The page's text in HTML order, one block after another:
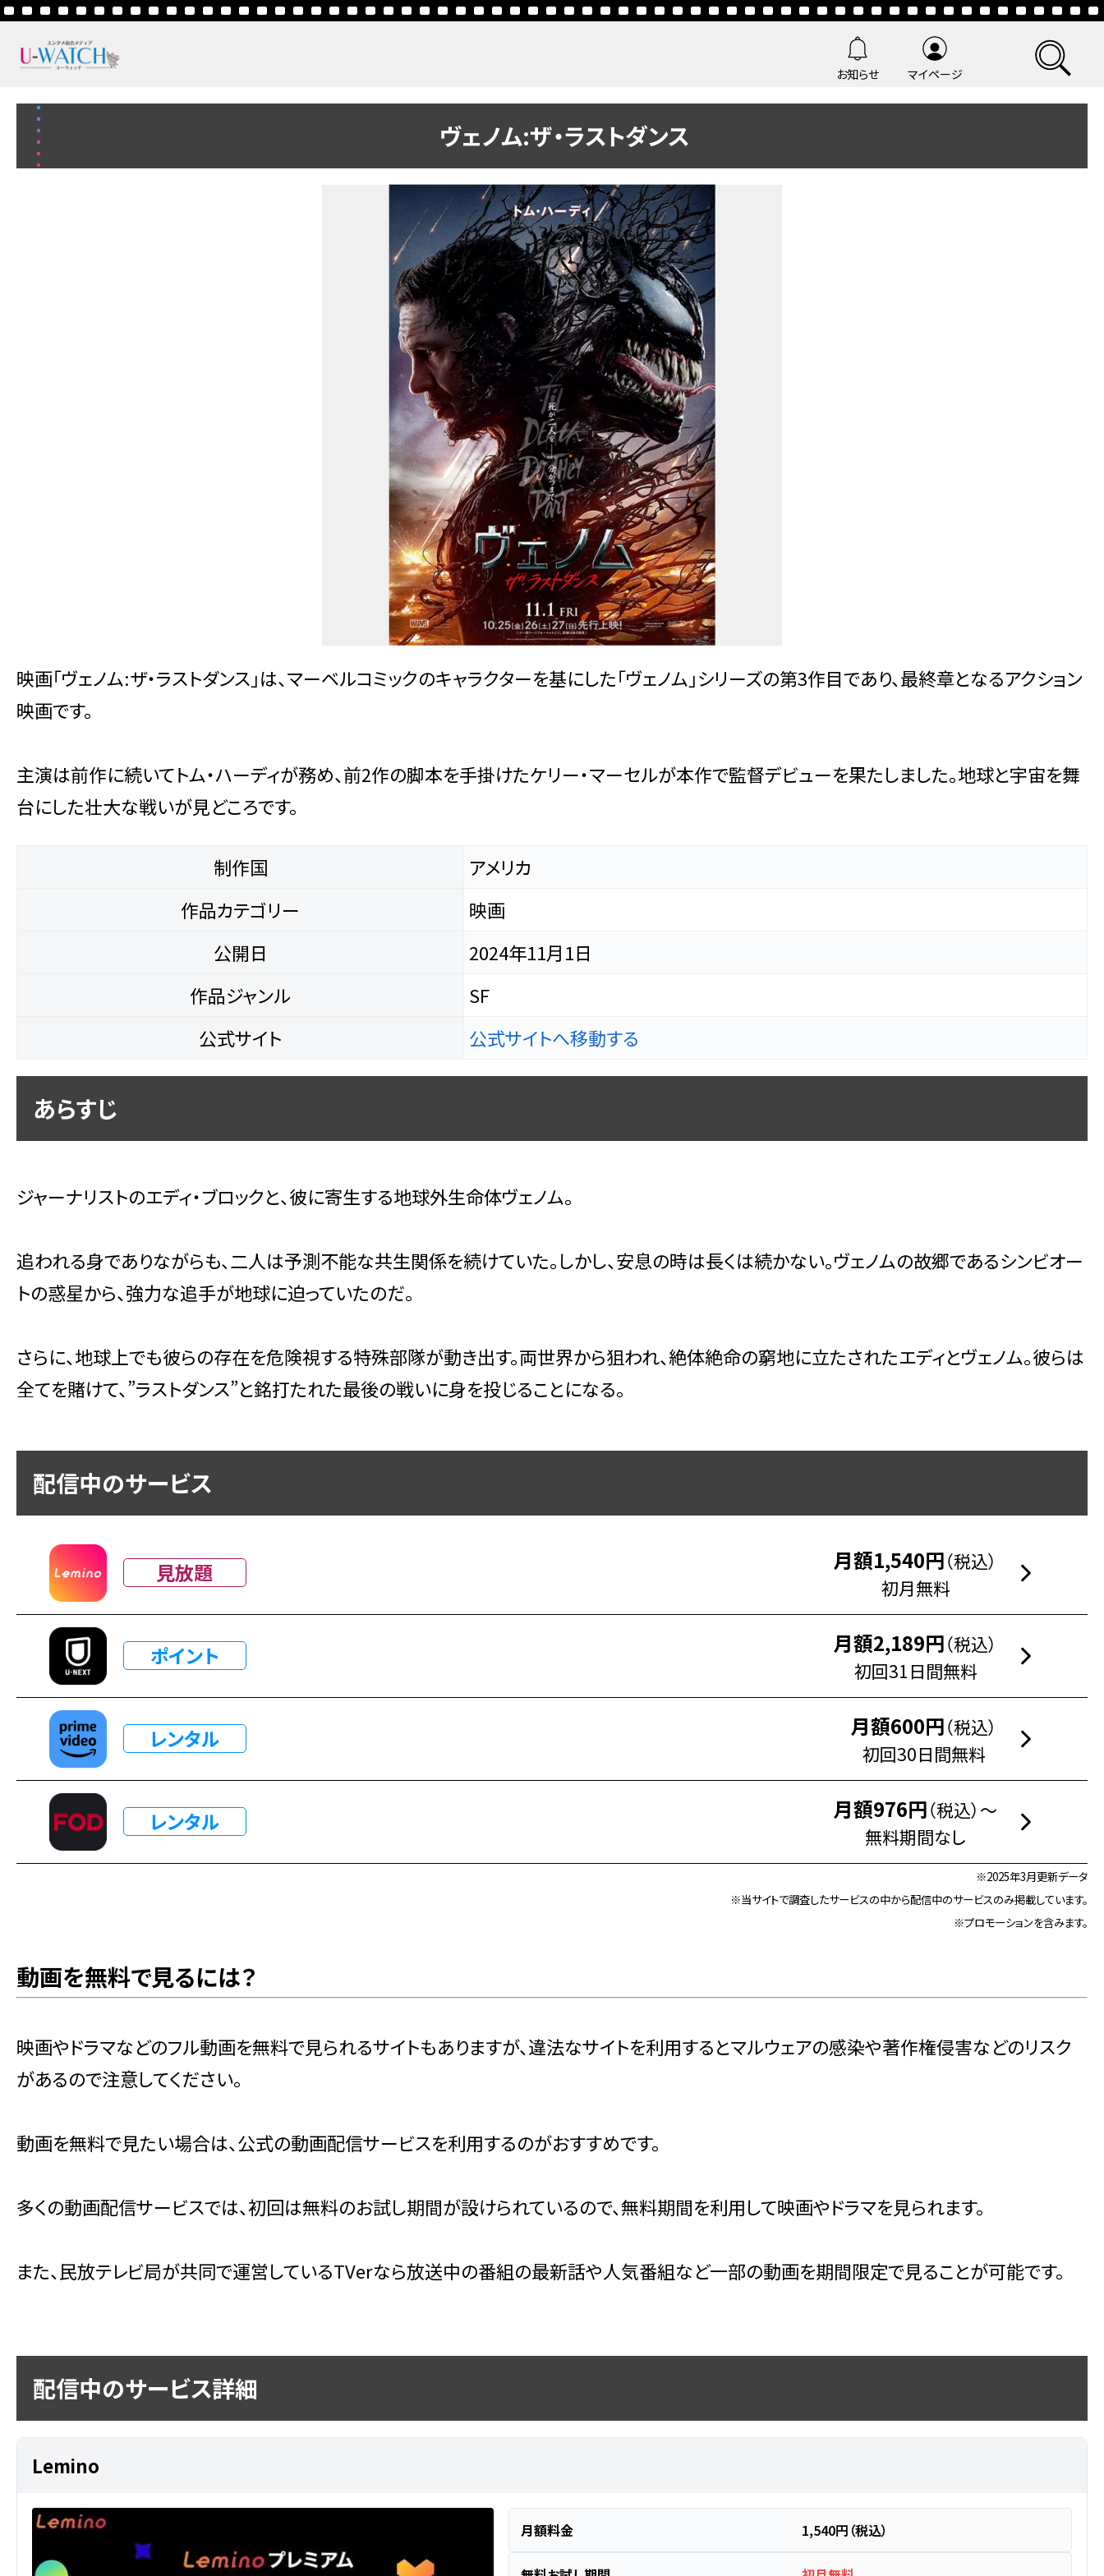
お知らせ マイページ
ヴェノム:ザ・ラストダンス
映画「ヴェノム:ザ・ラストダンス」は、マーベルコミックのキャラクターを基にした「ヴェノム」シリーズの第3作目であり、最終章となるアクション
映画です。
主演は前作に続いてトム・ハーディが務め、前2作の脚本を手掛けたケリー・マーセルが本作で監督デビューを果たしました。地球と宇宙を舞
台にした壮大な戦いが見どころです。
制作国
アメリカ
作品カテゴリー
映画
公開日
2024年11月1日
作品ジャンル
SF
公式サイト
公式サイトへ移動する
あらすじ
ジャーナリストのエディ・ブロックと、彼に寄生する地球外生命体ヴェノム。
追われる身でありながらも、二人は予測不能な共生関係を続けていた。しかし、安息の時は長くは続かない。ヴェノムの故郷であるシンビオー
トの惑星から、強力な追手が地球に迫っていたのだ。
さらに、地球上でも彼らの存在を危険視する特殊部隊が動き出す。両世界から狙われ、絶体絶命の窮地に立たされたエディとヴェノム。彼らは
全てを賭けて、”ラストダンス”と銘打たれた最後の戦いに身を投じることになる。
配信中のサービス
見放題 月額1,540円（税込）
初月無料
ポイント 月額2,189円（税込）
初回31日間無料
レンタル 月額600円（税込）
初回30日間無料
レンタル 月額976円（税込）～
無料期間なし
※2025年3月更新データ
※当サイトで調査したサービスの中から配信中のサービスのみ掲載しています。
※プロモーションを含みます。
動画を無料で見るには？
映画やドラマなどのフル動画を無料で見られるサイトもありますが、違法なサイトを利用するとマルウェアの感染や著作権侵害などのリスク
があるので注意してください。
動画を無料で見たい場合は、公式の動画配信サービスを利用するのがおすすめです。
多くの動画配信サービスでは、初回は無料のお試し期間が設けられているので、無料期間を利用して映画やドラマを見られます。
また、民放テレビ局が共同で運営しているTVerなら放送中の番組の最新話や人気番組など一部の動画を期間限定で見ることが可能です。
配信中のサービス詳細
Lemino
月額料金 1,540円（税込）